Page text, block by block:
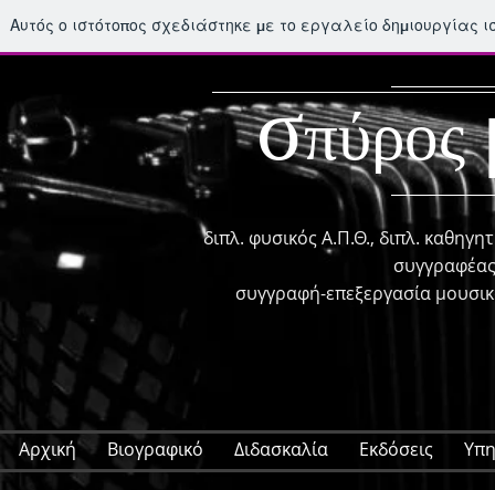
Αυτός ο ιστότοπος σχεδιάστηκε με το εργαλείο δημιουργίας
σπύρος
διπλ. φυσικός Α.Π.Θ., διπλ.
συγγραφή-επεξεργασία
Αρχική Βιογραφικό Διδασκαλία Εκδόσεις